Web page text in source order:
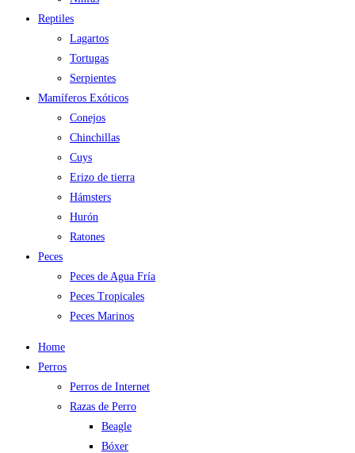
Reptiles
Lagartos
Tortugas
Serpientes
Mamíferos Exóticos
Conejos
Chinchillas
Cuys
Erizo de tierra
Hámsters
Hurón
Ratones
Peces
Peces de Agua Fría
Peces Tropicales
Peces Marinos
Home
Perros
Perros de Internet
Razas de Perro
Beagle
Bóxer